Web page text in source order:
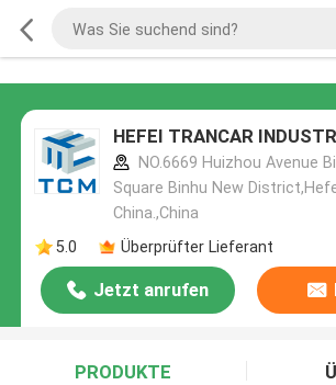
HEFEI TRANCAR
NO.6669 Huizhou Avenue
Square Binhu New
China.,China
5.0
Überprüfter Lieferant
Jetzt anrufen
PRODUKTE